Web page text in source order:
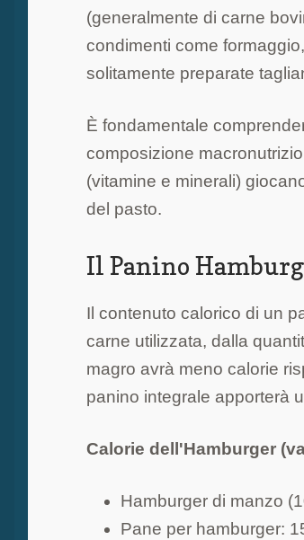
(generalmente di carne
condimenti come
solitamente preparate
È fondamentale
composizione
(vitamine e minerali)
del pasto.
Il Panino
Il contenuto calorico di un
carne utilizzata, dalla
magro avrà meno calorie
panino integrale apporterà
Calorie dell'Hamburger
Hamburger di manzo
Pane per hamburger: